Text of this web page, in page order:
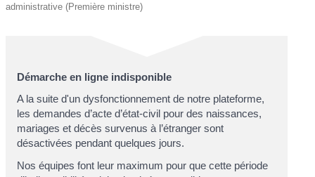
administrative (Première ministre)
Démarche en ligne indisponible
A la suite d'un dysfonctionnement de notre plateforme,
les demandes d’acte d’état-civil pour des naissances,
mariages et décès survenus à l’étranger sont
désactivées pendant quelques jours.
Nos équipes font leur maximum pour que cette période